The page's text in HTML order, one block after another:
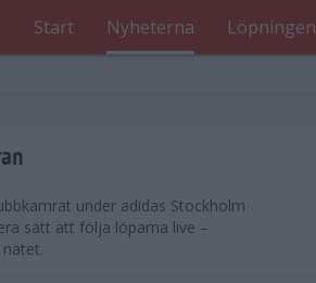
Start Nyheterna Löpningen
under adidas Stockholm
sätt att följa löparna live –